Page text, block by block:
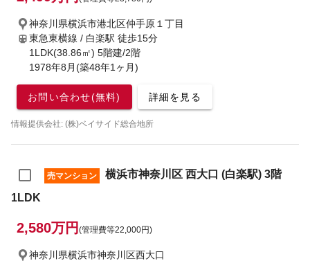
神奈川県横浜市港北区仲手原１丁目
東急東横線 / 白楽駅 徒歩15分
1LDK(38.86㎡) 5階建/2階
1978年8月(築48年1ヶ月)
お問い合わせ(無料) 詳細を見る
情報提供会社: (株)ベイサイド総合地所
売マンション
横浜市神奈川区 西大口 (白楽駅) 3階
1LDK
2,580万円 (管理費等22,000円)
神奈川県横浜市神奈川区西大口